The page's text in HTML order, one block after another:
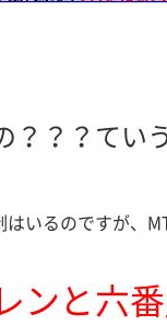
？？？てい
いるのですが、
ンと六番